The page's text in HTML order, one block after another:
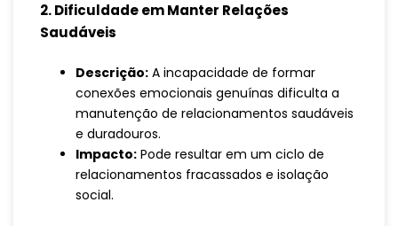
2. Dificuldade em Manter Relações
Saudáveis
Descrição: A incapacidade de formar
conexões emocionais genuínas dificulta a
manutenção de relacionamentos saudáveis
e duradouros.
Impacto: Pode resultar em um ciclo de
relacionamentos fracassados e isolação
social.